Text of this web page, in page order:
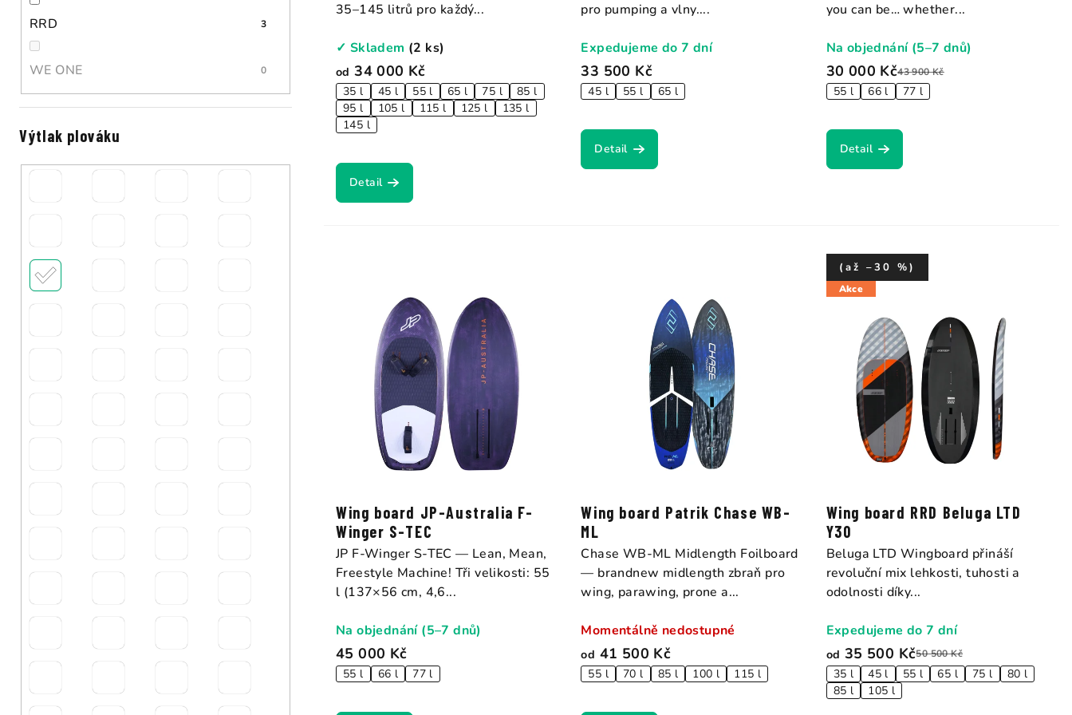
RRD 3
WE ONE 0
Výtlak plováku
od 34 000 Kč
35 l 45 l 55 l 65 l 75 l
85 l
95 l
105 l 115 l 125 l
135 l
145 l
✓ Skladem (2 ks)
Detail
35–145 litrů pro každý...
33 500 Kč
45 l 55 l 65 l
Expedujeme do 7 dní
Detail
pro pumping a vlny....
30 000 Kč43 900 Kč
55 l 66 l 77 l
Na objednání (5–7 dnů)
Detail
you can be… whether...
Wing board JP-Australia F-
Winger S-TEC
45 000 Kč
55 l 66 l 77 l
Na objednání (5–7 dnů)
JP F-Winger S-TEC — Lean, Mean,
Freestyle Machine! Tři velikosti: 55
l (137×56 cm, 4,6...
Wing board Patrik Chase WB-
ML
od 41 500 Kč
55 l 70 l 85 l 100 l 115 l
Momentálně nedostupné
Chase WB-ML Midlength Foilboard
— brandnew midlength zbraň pro
wing, parawing, prone a...
Akce
Wing board RRD Beluga LTD
Y30
od 35 500 Kč50 500 Kč
(až –30 %)
35 l 45 l 55 l 65 l 75 l
80 l
85 l
105 l
Expedujeme do 7 dní
Beluga LTD Wingboard přináší
revoluční mix lehkosti, tuhosti a
odolnosti díky...